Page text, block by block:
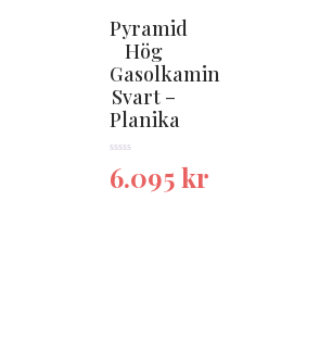
Pyramid
Hög
Gasolkamin
Svart –
Planika
6.095kr